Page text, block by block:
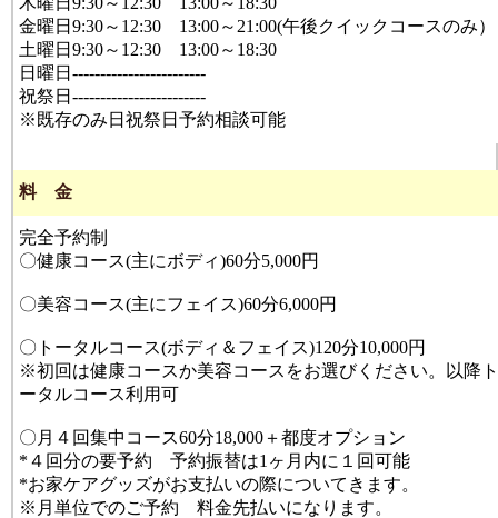
金曜日9:30～12:30 13:00～21:00(午後クイックコースのみ）
土曜日9:30～12:30 13:00～18:30
日曜日------------------------
祝祭日------------------------
※既存のみ日祝祭日予約相談可能
料 金
完全予約制
〇健康コース(主にボディ)60分5,000円
〇美容コース(主にフェイス)60分6,000円
〇トータルコース(ボディ＆フェイス)120分10,000円
※初回は健康コースか美容コースをお選びください。以降ト
ータルコース利用可
〇月４回集中コース60分18,000＋都度オプション
*４回分の要予約 予約振替は1ヶ月内に１回可能
*お家ケアグッズがお支払いの際についてきます。
※月単位でのご予約 料金先払いになります。